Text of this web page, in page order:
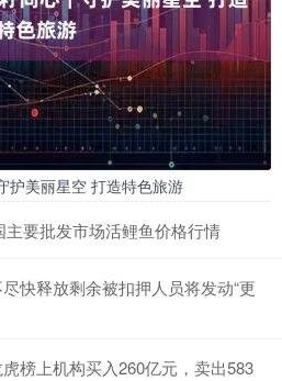
护美丽星空 打造特色旅游
要批发市场活鲤鱼价格行情
快释放剩余被扣押人员将发动“更
榜上机构买入260亿元，卖出583